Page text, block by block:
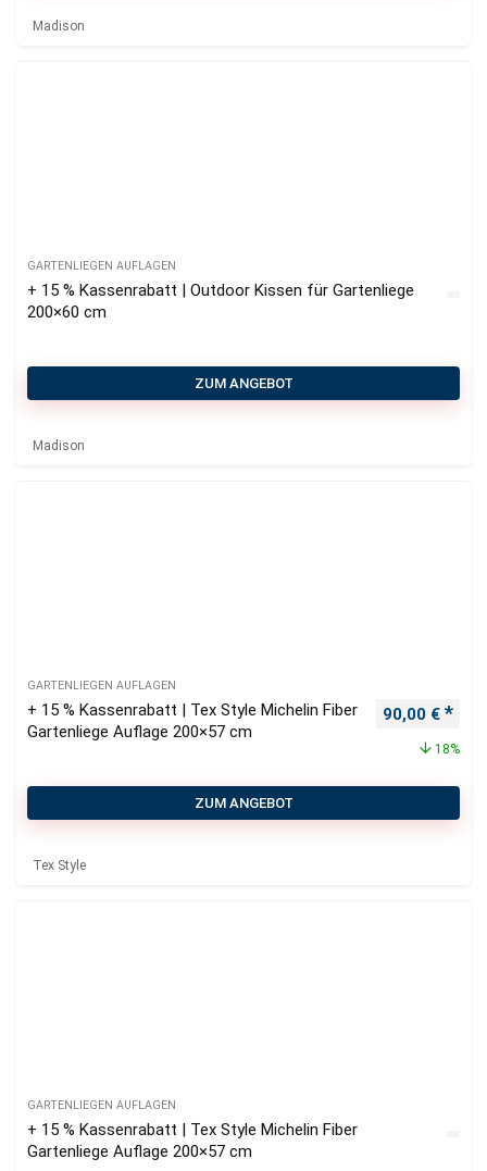
Madison
GARTENLIEGEN AUFLAGEN
+ 15 % Kassenrabatt | Outdoor Kissen für Gartenliege
200×60 cm
ZUM ANGEBOT
Madison
GARTENLIEGEN AUFLAGEN
+ 15 % Kassenrabatt | Tex Style Michelin Fiber
Gartenliege Auflage 200×57 cm
90,00 €
18%
ZUM ANGEBOT
Tex Style
GARTENLIEGEN AUFLAGEN
+ 15 % Kassenrabatt | Tex Style Michelin Fiber
Gartenliege Auflage 200×57 cm